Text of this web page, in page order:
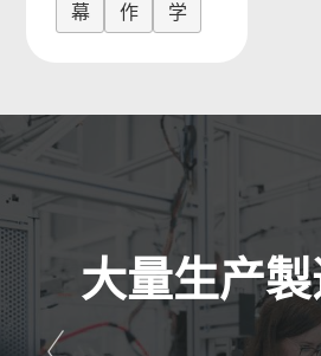
幕
作
学
大量生产